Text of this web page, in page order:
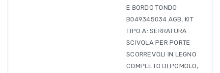
E BORDO TONDO
B049345034 AGB. KIT
TIPO A: SERRATURA
SCIVOLA PER PORTE
SCORREVOLI IN LEGNO
COMPLETO DI POMOLO,